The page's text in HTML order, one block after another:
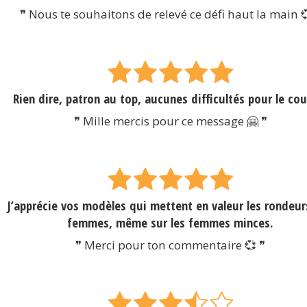
❞ Nous te souhaitons de relevé ce défi haut la main
Rien dire, patron au top, aucunes difficultés pour le
❞ Mille mercis pour ce message 🤗 ❞
J’apprécie vos modèles qui mettent en valeur les
femmes, même sur les femmes minces.
❞ Merci pour ton commentaire 💞 ❞